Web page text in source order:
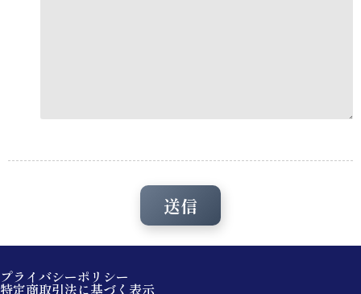
プライバシーポリシー
特定商取引法に基づく表示